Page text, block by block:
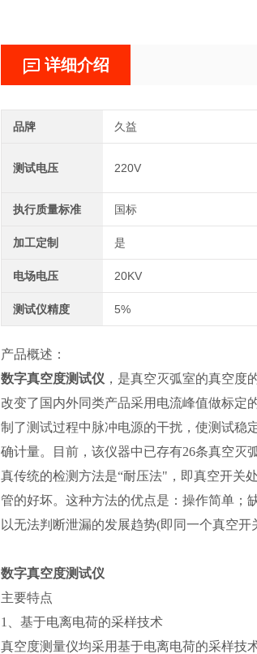
详细介绍
品牌 久益
测试电压 220V
执行质量标准 国标
加工定制 是
电场电压 20KV
测试仪精度 5%
产品概述：
数字真空度测试仪 ，是真空灭弧室的真空
改变了国内外同类产品采用电流峰值做标定
制了测试过程中脉冲电源的干扰，使测试稳
确计量。目前，该仪器中已存有26条真空灭
真传统的检测方法是“耐压法"，即真空开关
管的好坏。这种方法的优点是：操作简单；
以无法判断泄漏的发展趋势(即同一个真空开
数字真空度测试仪
主要特点
1、基于电离电荷的采样技术
真空度测量仪均采用基于电离电荷的采样技